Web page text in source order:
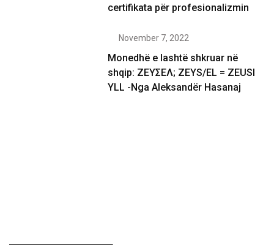
certifikata për profesionalizmin
November 7, 2022
Monedhë e lashtë shkruar në
shqip: ΖΕΥΣΕΛ; ZEYS/EL = ZEUSI
YLL -Nga Aleksandër Hasanaj